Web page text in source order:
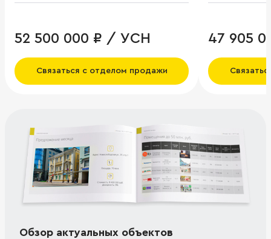
52 500 000 ₽ / УСН
Связаться с отделом продажи
47 905
Обзор актуальных объектов